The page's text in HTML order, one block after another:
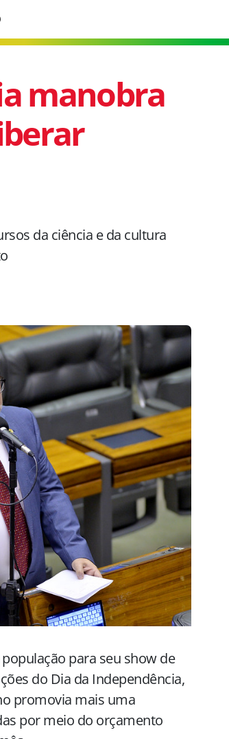
manobra
da ciência e da cultura
para seu show de
do Dia da Independência,
promovia mais uma
por meio do orçamento